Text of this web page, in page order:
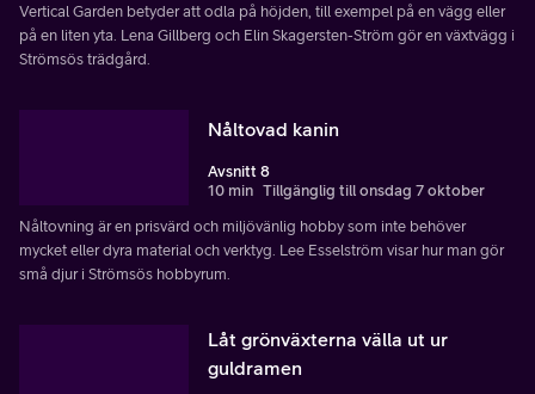
Vertical Garden betyder att odla på höjden, till exempel på en vägg eller
på en liten yta. Lena Gillberg och Elin Skagersten-Ström gör en växtvägg i
Strömsös trädgård.
Nåltovad kanin
Avsnitt 8
10 min Tillgänglig till onsdag 7 oktober
Nåltovning är en prisvärd och miljövänlig hobby som inte behöver
mycket eller dyra material och verktyg. Lee Esselström visar hur man gör
små djur i Strömsös hobbyrum.
Låt grönväxterna välla ut ur
guldramen